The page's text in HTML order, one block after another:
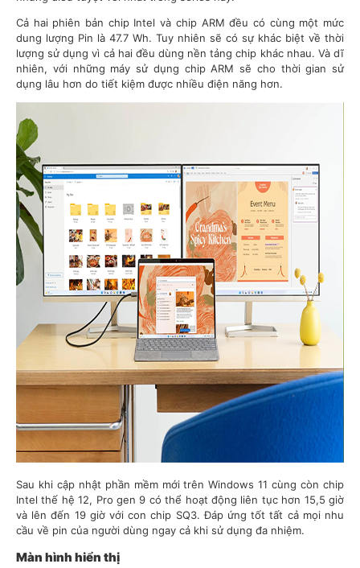
Cả hai phiên bản chip Intel và chip ARM đều có cùng một mức
dung lượng Pin là 47.7 Wh. Tuy nhiên sẽ có sự khác biệt về thời
lượng sử dụng vì cả hai đều dùng nền tảng chip khác nhau. Và dĩ
nhiên, với những máy sử dụng chip ARM sẽ cho thời gian sử
dụng lâu hơn do tiết kiệm được nhiều điện năng hơn.
Sau khi cập nhật phần mềm mới trên Windows 11 cùng còn chip
Intel thế hệ 12, Pro gen 9 có thể hoạt động liên tục hơn 15,5 giờ
và lên đến 19 giờ với con chip SQ3. Đáp ứng tốt tất cả mọi nhu
cầu về pin của người dùng ngay cả khi sử dụng đa nhiệm.
Màn hình hiển thị